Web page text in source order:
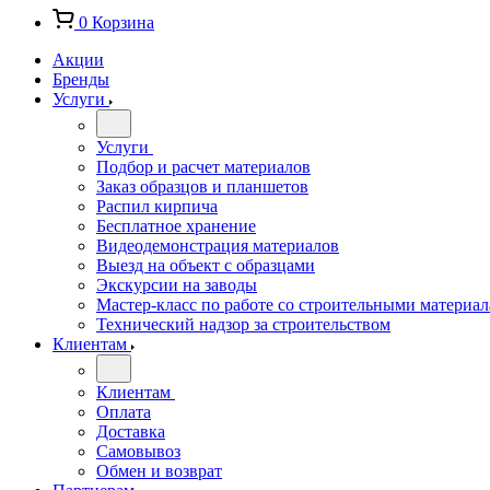
0 Корзина
Акции
Бренды
Услуги
Услуги
Подбор и расчет материалов
Заказ образцов и планшетов
Распил кирпича
Бесплатное хранение
Видеодемонстрация материалов
Выезд на объект с образцами
Экскурсии на заводы
Мастер-класс по работе со строительными
Технический надзор за строительством
Клиентам
Клиентам
Оплата
Доставка
Самовывоз
Обмен и возврат